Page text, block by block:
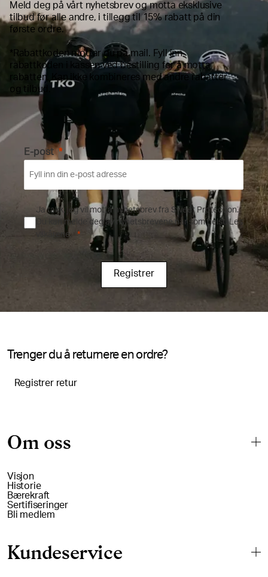
Meld deg på vårt nyhetsbrev og motta eksklusive
tilbud før alle andre, i tillegg til 15% rabatt på din
første ordre.
*Rabattkoden mottar du på mail. Fyll inn
rabattkoden i kassen ved bestilling for å motta
rabatten. Kan ikke kombineres med andre rabatter
og tilbud.
E-post
Ja takk, jeg vil motta nyhetsbrev fra Sweet Protection.
Du kan melde deg av nyhetsbrevene når som helst.Les
vilkårene.
Registrer
Trenger du å returnere en ordre?
Registrer retur
Om oss
Visjon
Historie
Bærekraft
Sertifiseringer
Bli medlem
Kundeservice